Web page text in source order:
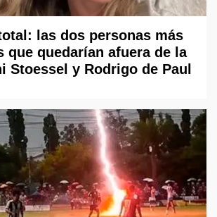
las dos personas más
que quedarían afuera de la
Stoessel y Rodrigo de Paul